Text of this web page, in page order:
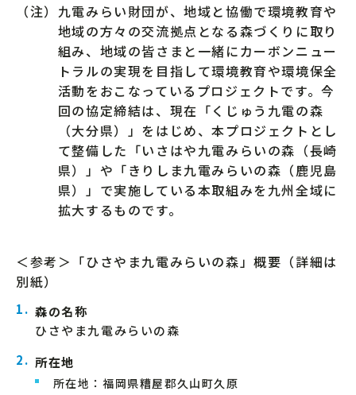
（注）九電みらい財団が、地域と協働で環境教育や
地域の方々の交流拠点となる森づくりに取り
組み、地域の皆さまと一緒にカーボンニュー
トラルの実現を目指して環境教育や環境保全
活動をおこなっているプロジェクトです。今
回の協定締結は、現在「くじゅう九電の森
（大分県）」をはじめ、本プロジェクトとし
て整備した「いさはや九電みらいの森（長崎
県）」や「きりしま九電みらいの森（鹿児島
県）」で実施している本取組みを九州全域に
拡大するものです。
＜参考＞「ひさやま九電みらいの森」概要（詳細は
別紙）
森の名称
ひさやま九電みらいの森
所在地
所在地：福岡県糟屋郡久山町久原